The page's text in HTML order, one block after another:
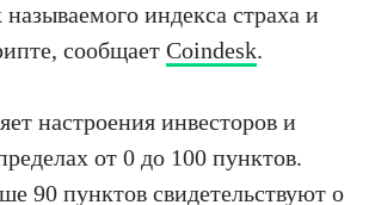
называемого индекса страха и
сообщает Coindesk.
настроения инвесторов и
от 0 до 100 пунктов.
90 пунктов свидетельствуют о